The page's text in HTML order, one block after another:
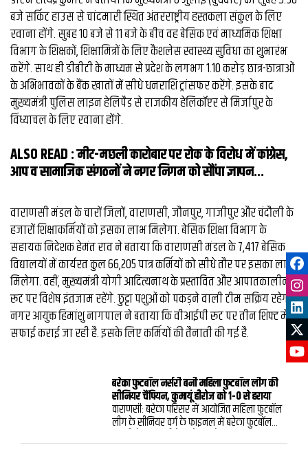
बजे सर्किट हाउस से चांदमारी स्थित अंतरराष्ट्रीय हस्तकला संकुल के लिए
रवाना होंगे. सुबह 10 बजे से 11 बजे के बीच वह बेसिक एवं माध्यमिक शिक्षा
विभाग के शिक्षकों, शिक्षामित्रों के लिए कैशलेस स्वास्थ्य सुविधा का शुभारंभ
करेंगे. साथ ही डीबीटी के माध्यम से प्रदेश के लगभग 1.10 करोड़ छात्र-छात्राओं
के अभिभावकों के बैंक खातों में सीधे धनराशि ट्रांसफर करेंगे. इसके बाद
मुख्यमंत्री पुलिस लाइन हेलिपैड से राजकीय हेलिकॉप्टर से मिर्जापुर के
विंध्याचल के लिए रवाना होंगे.
ALSO READ :मीट-मछली कारोबार पर रोक के विरोध में कांग्रेस,
आप व सामाजिक संगठनों ने नगर निगम को सौंपा ज्ञापन...
वाराणसी मंडल के चारों जिलों, वाराणसी, जौनपुर, गाजीपुर और चंदौली के
हजारों शिक्षाकर्मियों को इसका लाभ मिलेगा. बेसिक शिक्षा विभाग के
सहायक निदेशक हेमंत राव ने बताया कि वाराणसी मंडल के 7,417 बेसिक
विद्यालयों में कार्यरत कुल 66,205 पात्र कर्मियों को सीधे तौर पर इसका लाभ
मिलेगा. वहीं, मुख्यमंत्री योगी आदित्यनाथ के प्रस्तावित और आपातकालीन
रूट पर विशेष इंतजाम रहेंगे. छुट्टा पशुओं को पकड़ने वाली टीम सक्रिय रहेगी.
नगर आयुक्त हिमांशु नागपाल ने बताया कि वीआईपी रूट पर तीन शिफ्ट में
सफाई कराई जा रही है. इसके लिए कर्मियों की तैनाती की गई है.
बरेका फुटबॉल नर्सरी बनी महिला फुटबॉल लीग की
सीनियर चैंपियन, कुमायूं हीरोज को 1-0 से हराया
वाराणसी: बरेका परिसर में आयोजित महिला फुटबॉल
लीग के सीनियर वर्ग के फाइनल में बरेका फुटबॉल
अपने नाम कर लिया। शनिवार को खेले गए रोमांचक